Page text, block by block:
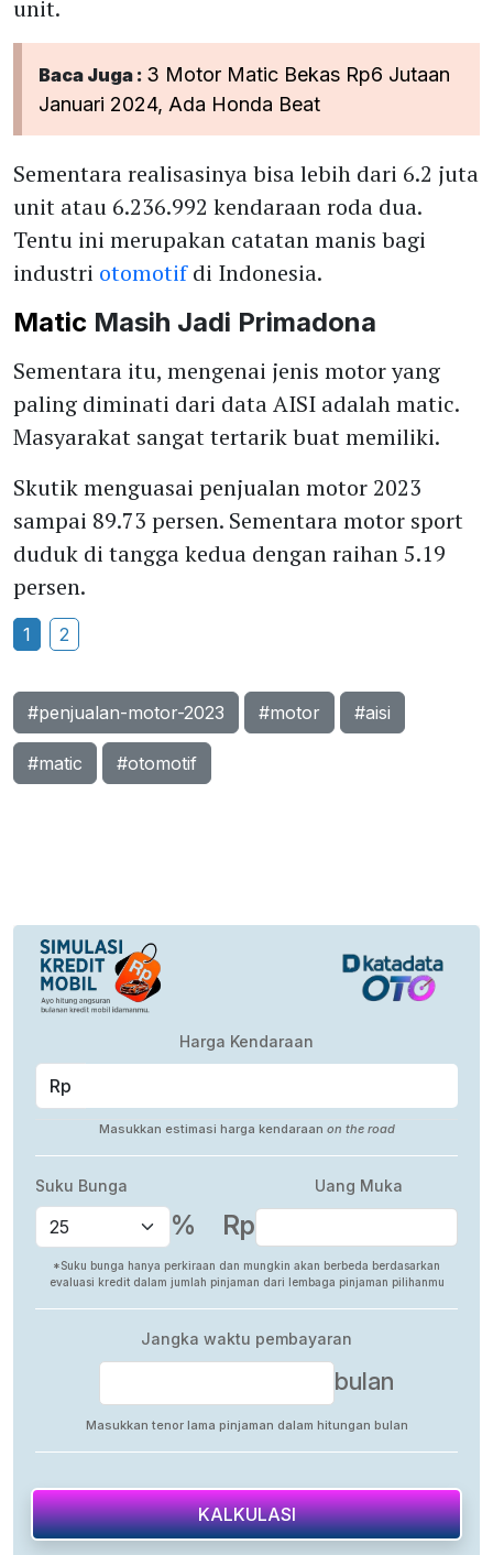
unit.
Baca Juga : 3 Motor Matic Bekas Rp6 Jutaan
Januari 2024, Ada Honda Beat
Sementara realisasinya bisa lebih dari 6.2 juta
unit atau 6.236.992 kendaraan roda dua.
Tentu ini merupakan catatan manis bagi
industri otomotifdi Indonesia.
Matic Masih Jadi Primadona
Sementara itu, mengenai jenis motor yang
paling diminati dari data AISI adalah matic.
Masyarakat sangat tertarik buat memiliki.
Skutik menguasai penjualan motor 2023
sampai 89.73 persen. Sementara motor sport
duduk di tangga kedua dengan raihan 5.19
persen.
1 2
#penjualan-motor-2023 #motor #aisi
#matic #otomotif